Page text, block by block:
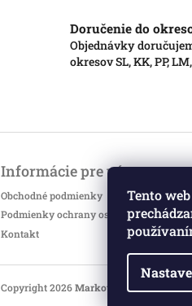
Tento
Doručenie do
Objednávky
okresov SL, KK, PP,
Informácie pre vás
Obchodné podmienky
Podmienky ochrany osobných údajov
Kontakt
Copyright 2026Markotatry. Všetky